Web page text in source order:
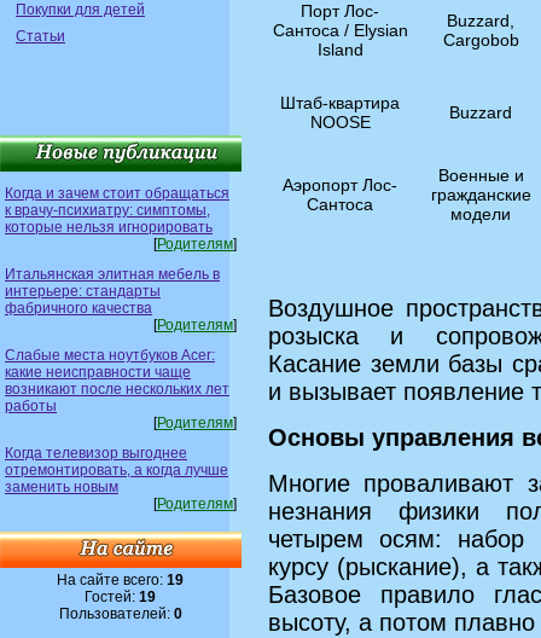
Покупки для детей
Статьи
Когда и зачем стоит обращаться
к врачу-психиатру: симптомы,
которые нельзя игнорировать
[Родителям]
Итальянская элитная мебель в
интерьере: стандарты
фабричного качества
[Родителям]
Слабые места ноутбуков Acer:
какие неисправности чаще
возникают после нескольких лет
работы
[Родителям]
Когда телевизор выгоднее
отремонтировать, а когда лучше
заменить новым
[Родителям]
На сайте всего:19
Гостей:19
Пользователей: 0
Порт Лос-
Сантоса / Elysian
Island
Buzzard,
Cargobob
Штаб-квартира
NOOSE
Buzzard
Аэропорт Лос-
Сантоса
Военные и
гражданские
модели
Воздушное
розыска и
Касание земли базы
и вызывает появление
Основы управления
Многие проваливают
незнания физики
четырем осям: набор
курсу (рыскание), а
Базовое правило
высоту, а потом